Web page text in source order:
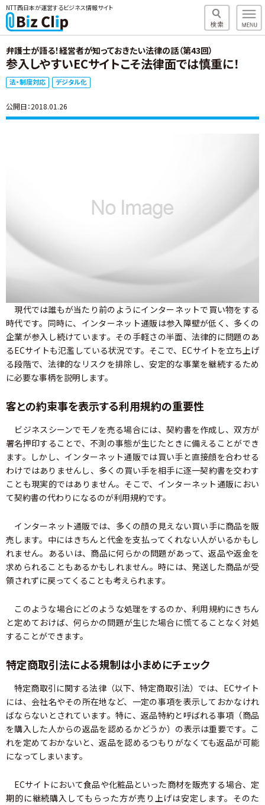
NTT西日本が運営するビジネス情報サイト
弁護士が語る！経営者が知っておきたい法律の話（第43回）
参入しやすいECサイトこそ法律面では慎重に！
法・制度対応 デジタル化
公開日：2018.01.26
現代では誰もが当たり前のようにインターネットで買い物をする
時代です。同時に、インターネット通販は参入障壁が低く、多くの
企業が参入し続けています。その手軽さの半面、法律的に問題のあ
るECサイトも氾濫している状況です。そこで、ECサイトを立ち上げ
る段階で、法律的なリスクを排除し、安定的な事業を継続するため
に必要な事柄を説明します。
客との約束事を表示する利用規約の重要性
ビジネスシーンでモノを売る場合には、契約書を作成し、双方が
署名押印することで、不測の事態が生じたときに備えることができ
ます。しかし、インターネット通販では買い手と直接顔を合わせる
わけではありませんし、多くの買い手を相手に逐一契約書を交わす
ことも現実的ではありません。そこで、インターネット通販におい
て契約書の代わりになるのが利用規約です。
インターネット通販では、多くの顔の見えない買い手に商品を販
売します。中にはきちんと代金を支払ってくれない人がいるかもし
れません。あるいは、商品に何らかの問題があって、返品や返金を
求められることもあるかもしれません。時には、発送した商品が受
領されずに戻ってくることも考えられます。
このような場合にどのような処理をするのか、利用規約にきちん
と定めておけば、何らかの問題が生じた場合に慌てることなく対処
することができます。
特定商取引法による規制は小まめにチェック
特定商取引に関する法律（以下、特定商取引法）では、ECサイト
には、会社名やその所在地など、一定の事項を表示しておかなけれ
ばならないとされています。特に、返品特約と呼ばれる事項（商品
を購入した人からの返品を認めるかどうか）の表示は重要です。こ
れを定めておかないと、返品を認めるつもりがなくても返品が可能
になってしまいます。
ECサイトにおいて食品や化粧品といった商材を販売する場合、定
期的に継続購入してもらった方が売り上げは安定します。そのた